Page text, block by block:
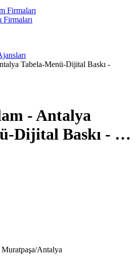
Firmaları
Firmaları
Tabela-Menü-Dijital Baskı -
- Antalya
Dijital Baskı - …
Muratpaşa/Antalya